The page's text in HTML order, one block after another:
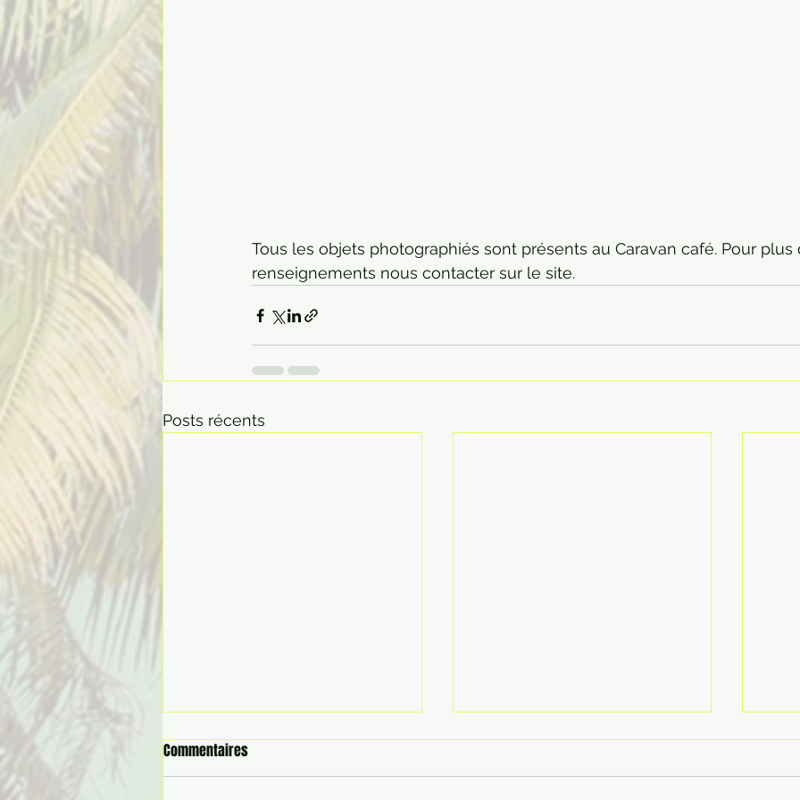
Tous les objets photographiés sont présents au Caravan café. Pour
renseignements nous contacter sur le site.
Posts récents
Commentaires